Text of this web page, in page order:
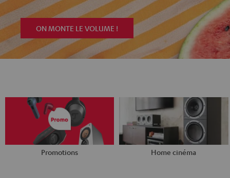
ON MONTE LE VOLUME !
Promotions Home cinéma